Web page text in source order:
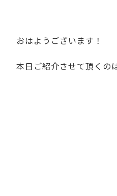
おはようございます！
本日ご紹介させて頂くの